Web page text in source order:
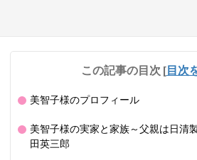
この記事の目次 [目次
美智子様のプロフィール
美智子様の実家と家族～父親は日清
田英三郎